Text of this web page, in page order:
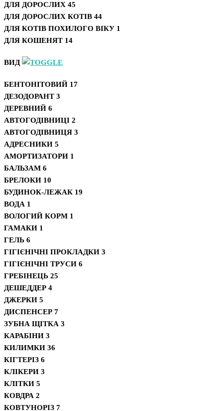
ДЛЯ ДОРОСЛИХ 45
ДЛЯ ДОРОСЛИХ КОТІВ 44
ДЛЯ КОТІВ ПОХИЛОГО ВІКУ 1
ДЛЯ КОШЕНЯТ 14
ВИД
БЕНТОНІТОВИЙ 17
ДЕЗОДОРАНТ 3
ДЕРЕВНИЙ 6
АВТОГОДІВНИЦІ 2
АВТОГОДІВНИЦЯ 3
АДРЕСНИКИ 5
АМОРТИЗАТОРИ 1
БАЛЬЗАМ 6
БРЕЛОКИ 10
БУДИНОК-ЛЕЖАК 19
ВОДА 1
ВОЛОГИЙ КОРМ 1
ГАМАКИ 1
ГЕЛЬ 6
ГІГІЄНІЧНІ ПРОКЛАДКИ 3
ГІГІЄНІЧНІ ТРУСИ 6
ГРЕБІНЕЦЬ 25
ДЕШЕДДЕР 4
ДЖЕРКИ 5
ДИСПЕНСЕР 7
ЗУБНА ЩІТКА 3
КАРАБІНИ 3
КИЛИМКИ 36
КІГТЕРІЗ 6
КЛІКЕРИ 3
КЛІТКИ 5
КОВДРА 2
КОВТУНОРІЗ 7